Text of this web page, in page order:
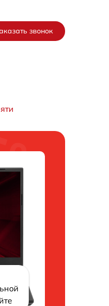
звонок